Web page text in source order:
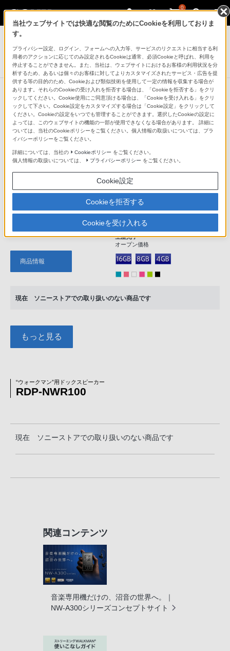
0
ポータブルオーディオプレーヤー ウォークマン
“ウォークマン”用ドックスピーカー
RDP-NWR100
メモリータイプウォークマン
メモリータイプウォークマン
ウォークマンSシリーズ[メモリータイプ]
NW-S10/NW-S10Kシリ
ーズ
いい音いつまでも、スタミナ約7
7時間（＊）
生産完了
オープン価格
商品情報
現在 ソニーストアでの取り扱いのない商品です
もっと見る
“ウォークマン”用ドックスピーカー
RDP-NWR100
現在 ソニーストアでの取り扱いのない商品です
関連コンテンツ
音楽専用機だけの、沼音の世界へ。｜
NW-A300シリーズコンセプトサイト
当社ウェブサイトでは快適な閲覧のためにCookieを利用しておりま
す。
プライバシー設定、ログイン、フォームへの入力等、サービスのリクエストに相当する利
用者のアクションに応じてのみ設定されるCookieは通常、必須Cookieと呼ばれ、利用を
停止することができません。また、当社は、ウェブサイトにおけるお客様の利用状況を分
析するため、あるいは個々のお客様に対してよりカスタマイズされたサービス・広告を提
供する等の目的のため、Cookieおよび類似技術を使用して一定の情報を収集する場合が
あります。それらのCookieの受け入れを拒否する場合は、「Cookieを拒否する」をクリ
ックしてください。Cookie使用にご同意頂ける場合は、「Cookieを受け入れる」をクリ
ックして下さい。Cookie設定をカスタマイズする場合は「Cookie設定」をクリックして
ください。Cookieの設定をいつでも管理することができます。選択したCookieの設定に
よっては、このウェブサイトの機能の一部が使用できなくなる場合があります。 詳細に
ついては、当社のCookieポリシーをご覧ください。個人情報の取扱いについては、プラ
イバシーポリシーをご覧ください。
詳細については、当社の Cookieポリシー をご覧ください。
個人情報の取扱いについては、
プライバシーポリシー をご覧ください。
Cookie設定
Cookieを拒否する
Cookieを受け入れる